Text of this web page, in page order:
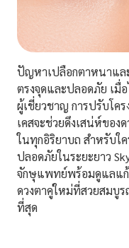
ปัญหาเปลือกตาหนาแล
ตรงจุดและปลอดภัย เมื่
ผู้เชี่ยวชาญ การปรับโค
เคสจะช่วยดึงเสน่ห์ของ
ในทุกอิริยาบถ สำหรับใ
ปลอดภัยในระยะยาว
จักษุแพทย์พร้อมดูแลแก้
ดวงตาคู่ใหม่ที่สวยสมบู
ที่สุด